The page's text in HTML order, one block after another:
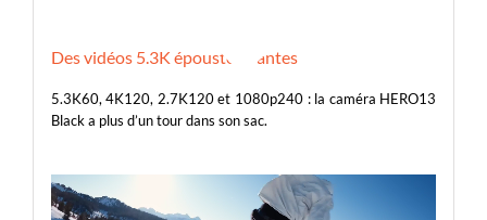
Des vidéos 5.3K époustouflantes
5.3K60, 4K120, 2.7K120 et 1080p240 : la caméra HERO13
Black a plus d’un tour dans son sac.